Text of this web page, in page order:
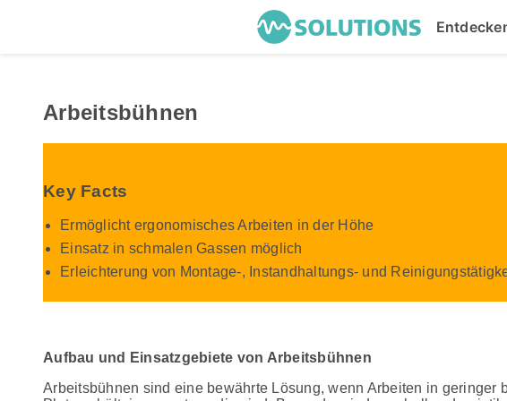
Arbeitsbühnen
Key Facts
Ermöglicht ergonomisches Arbeiten in der Höhe
Einsatz in schmalen Gassen möglich
Erleichterung von Montage-, Instandhaltungs- und
Aufbau und Einsatzgebiete von Arbeitsbühnen
Arbeitsbühnen sind eine bewährte Lösung, wenn Arbeiten in geringer